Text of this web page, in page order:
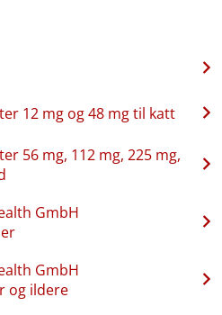
12 mg og 48 mg til katt
56 mg, 112 mg, 225 mg,
GmbH
GmbH
og ildere